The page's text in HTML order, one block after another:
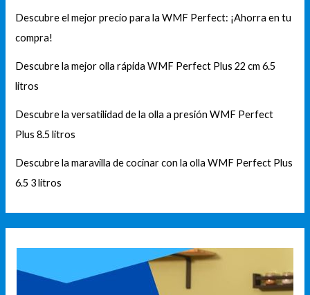
Descubre el mejor precio para la WMF Perfect: ¡Ahorra en tu
compra!
Descubre la mejor olla rápida WMF Perfect Plus 22 cm 6.5
litros
Descubre la versatilidad de la olla a presión WMF Perfect
Plus 8.5 litros
Descubre la maravilla de cocinar con la olla WMF Perfect Plus
6.5 3 litros